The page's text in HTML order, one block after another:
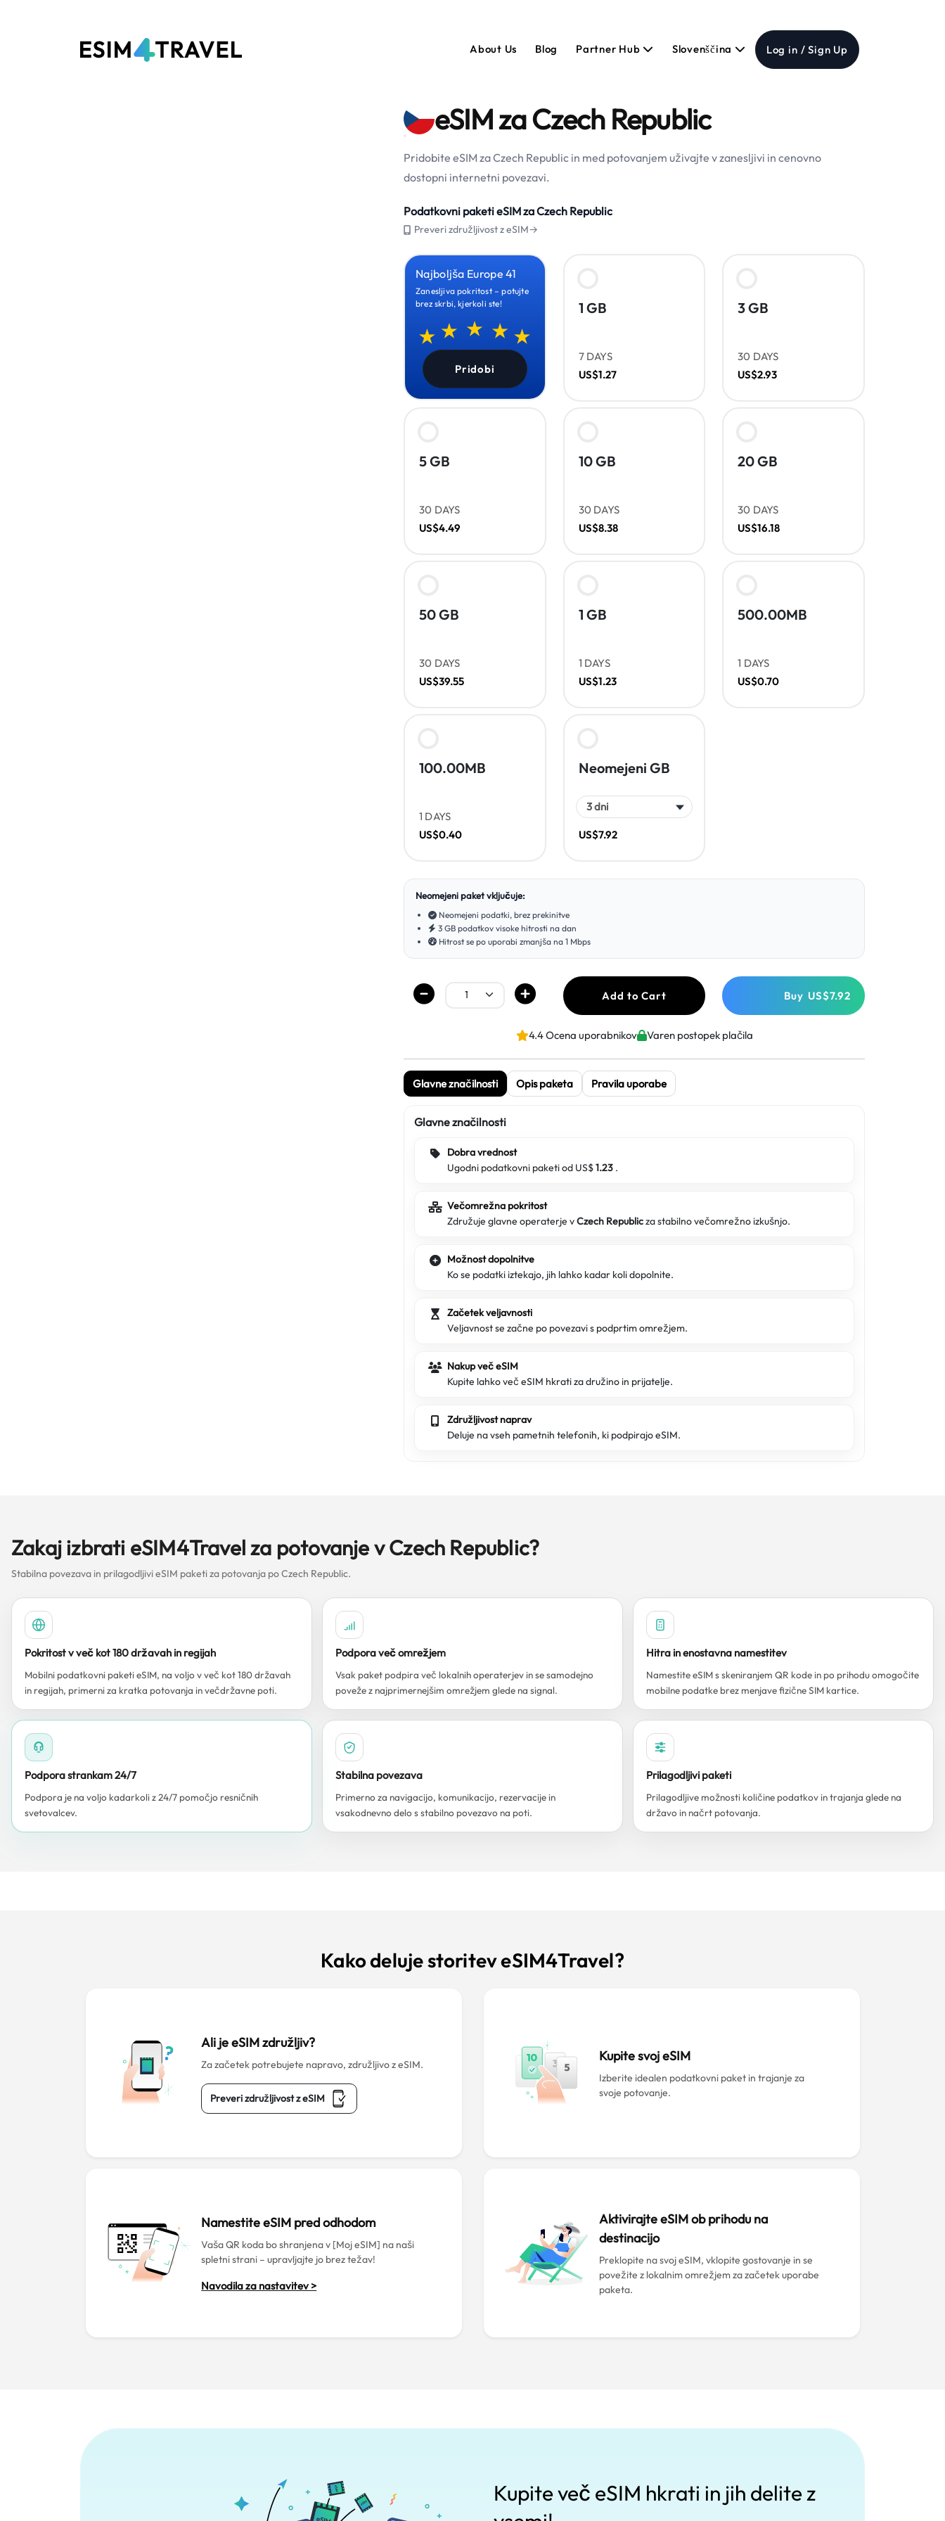
About Us Blog Partner Hub Slovenščina Log in / Sign Up
eSIM za Czech Republic
Pridobite eSIM za Czech Republic in med potovanjem uživajte v zanesljivi in cenovno
dostopni internetni povezavi.
Podatkovni paketi eSIM za Czech Republic
Preveri združljivost z eSIM→
Najboljša Europe 41
Zanesljiva pokritost – potujte
brez skrbi, kjerkoli ste!
Pridobi
1 GB
7 DAYS
US$1.27
3 GB
30 DAYS
US$2.93
5 GB
30 DAYS
US$4.49
10 GB
30 DAYS
US$8.38
20 GB
30 DAYS
US$16.18
50 GB
30 DAYS
US$39.55
1 GB
1 DAYS
US$1.23
500.00MB
1 DAYS
US$0.70
100.00MB
1 DAYS
US$0.40
Neomejeni GB
US$7.92
Neomejeni paket vključuje:
Neomejeni podatki, brez prekinitve
3 GB podatkov visoke hitrosti na dan
Hitrost se po uporabi zmanjša na 1 Mbps
Add to Cart Buy US$7.92
4.4 Ocena uporabnikov Varen postopek plačila
Glavne značilnosti Opis paketa Pravila uporabe
Glavne značilnosti
Dobra vrednost
Ugodni podatkovni paketi od US$1.23 .
Večomrežna pokritost
Združuje glavne operaterje vCzech Republicza stabilno večomrežno izkušnjo.
Možnost dopolnitve
Ko se podatki iztekajo, jih lahko kadar koli dopolnite.
Začetek veljavnosti
Veljavnost se začne po povezavi s podprtim omrežjem.
Nakup več eSIM
Kupite lahko več eSIM hkrati za družino in prijatelje.
Združljivost naprav
Deluje na vseh pametnih telefonih, ki podpirajo eSIM.
Zakaj izbrati eSIM4Travel za potovanje v Czech Republic?
Stabilna povezava in prilagodljivi eSIM paketi za potovanja po Czech Republic.
Pokritost v več kot 180 državah in regijah
Mobilni podatkovni paketi eSIM, na voljo v več kot 180 državah
in regijah, primerni za kratka potovanja in večdržavne poti.
Podpora več omrežjem
Vsak paket podpira več lokalnih operaterjev in se samodejno
poveže z najprimernejšim omrežjem glede na signal.
Hitra in enostavna namestitev
Namestite eSIM s skeniranjem QR kode in po prihodu omogočite
mobilne podatke brez menjave fizične SIM kartice.
Podpora strankam 24/7
Podpora je na voljo kadarkoli z 24/7 pomočjo resničnih
svetovalcev.
Stabilna povezava
Primerno za navigacijo, komunikacijo, rezervacije in
vsakodnevno delo s stabilno povezavo na poti.
Prilagodljivi paketi
Prilagodljive možnosti količine podatkov in trajanja glede na
državo in načrt potovanja.
Kako deluje storitev eSIM4Travel?
Ali je eSIM združljiv?
Za začetek potrebujete napravo, združljivo z eSIM.
Preveri združljivost z eSIM
Kupite svoj eSIM
Izberite idealen podatkovni paket in trajanje za
svoje potovanje.
Namestite eSIM pred odhodom
Vaša QR koda bo shranjena v [Moj eSIM] na naši
spletni strani – upravljajte jo brez težav!
Navodila za nastavitev >
Aktivirajte eSIM ob prihodu na
destinacijo
Preklopite na svoj eSIM, vklopite gostovanje in se
povežite z lokalnim omrežjem za začetek uporabe
paketa.
Kupite več eSIM hkrati in jih delite z